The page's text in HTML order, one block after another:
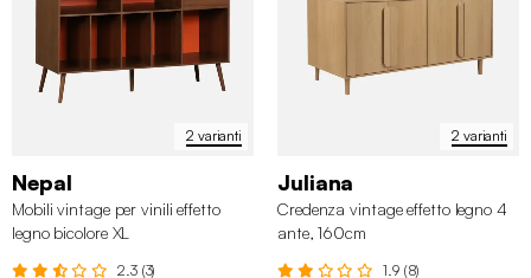
2 varianti
Nepal
Mobili vintage per vinili effetto
legno bicolore XL
2.3 (3)
2 varianti
Juliana
Credenza vintage effetto legno 4
ante, 160cm
1.9 (8)